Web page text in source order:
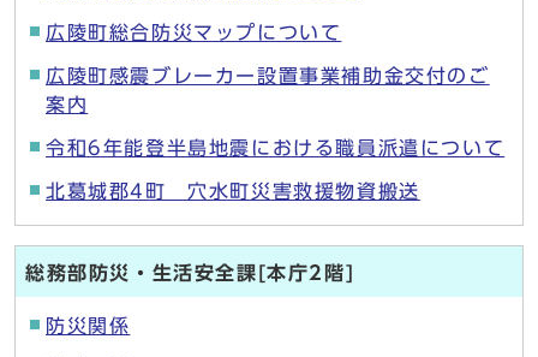
広陵町総合防災マップについて
広陵町感震ブレーカー設置事業補助金交付のご
案内
令和6年能登半島地震における職員派遣について
北葛城郡4町 穴水町災害救援物資搬送
総務部防災・生活安全課[本庁2階]
防災関係